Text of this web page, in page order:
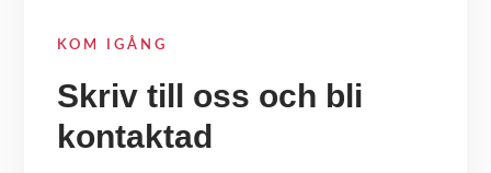
KOM IGÅNG
Skriv till oss och bli
kontaktad